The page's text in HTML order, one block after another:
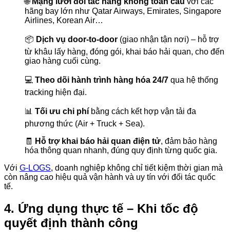
hãng bay lớn như Qatar Airways, Emirates, Singapore
Airlines, Korean Air…
📦 Dịch vụ door-to-door (giao nhận tận nơi) – hỗ trợ
từ khâu lấy hàng, đóng gói, khai báo hải quan, cho đến
giao hàng cuối cùng.
💻 Theo dõi hành trình hàng hóa 24/7 qua hệ thống
tracking hiện đại.
📊 Tối ưu chi phí bằng cách kết hợp vận tải đa
phương thức (Air + Truck + Sea).
🧾
Hỗ trợ khai báo hải quan điện tử, đảm bảo hàng
hóa thông quan nhanh, đúng quy định từng quốc gia.
Với G-LOGS, doanh nghiệp không chỉ tiết kiệm thời gian mà
còn nâng cao hiệu quả vận hành và uy tín với đối tác quốc
tế.
4. Ứng dụng thực tế – Khi tốc độ
quyết định thành công